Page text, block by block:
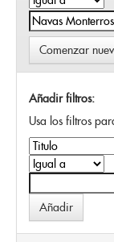
Comenzar
Añadir filtros:
Usa los filtros